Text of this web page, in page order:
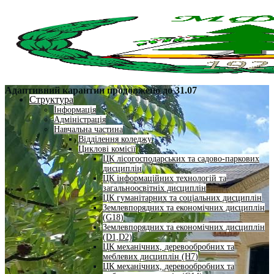
Структура
Інформація
Адміністрація
Навчальна частина
Відділення коледжу
Циклові комісії
ЦК лісогосподарських та садово-паркових
дисциплін
ЦК інформаційних технологій та
загальноосвітніх дисциплін
ЦК гуманітарних та соціальних дисциплін
Землевпорядних та економічних дисциплін
(G18)
Землевпорядних та економічних дисциплін
(D1,D2)
ЦК механічних, деревообробних та
меблевих дисциплін (H7)
ЦК механічних, деревообробних та
Адаптивний карантин продовжено до 31.07